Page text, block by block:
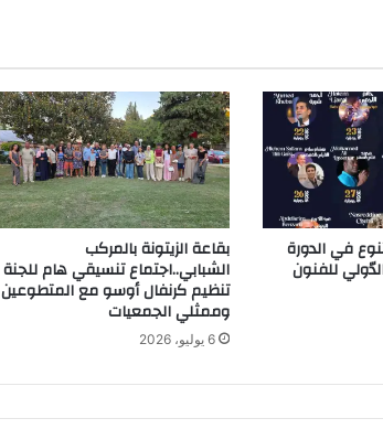
في الدورة
للفنون
بقاعة الزيتونة بالمركب
الشبابي..اجتماع تنسيقي هام للجنة
تنظيم كرنفال أوسو مع المتطوعين
وممثلي الجمعيات
6 يوليو، 2026